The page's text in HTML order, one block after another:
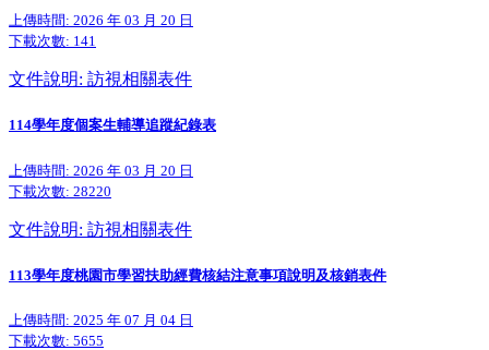
上傳時間: 2026 年 03 月 20 日
下載次數: 141
文件說明: 訪視相關表件
114學年度個案生輔導追蹤紀錄表
上傳時間: 2026 年 03 月 20 日
下載次數: 28220
文件說明: 訪視相關表件
113學年度桃園市學習扶助經費核結注意事項說明及核銷表件
上傳時間: 2025 年 07 月 04 日
下載次數: 5655